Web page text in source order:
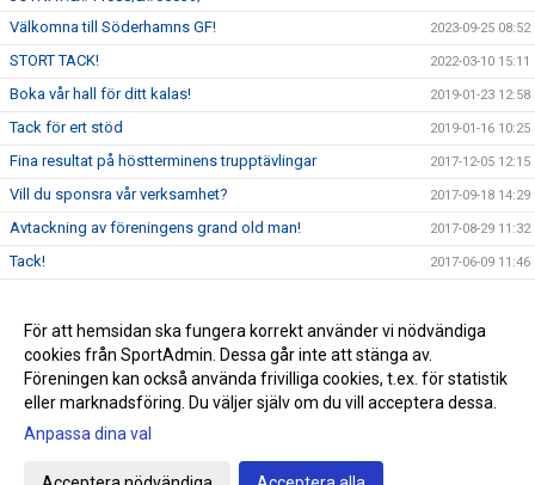
Välkomna till Söderhamns GF! 2023-09-25 08:52
STORT TACK! 2022-03-10 15:11
Boka vår hall för ditt kalas! 2019-01-23 12:58
Tack för ert stöd 2019-01-16 10:25
Fina resultat på höstterminens trupptävlingar 2017-12-05 12:15
Vill du sponsra vår verksamhet? 2017-09-18 14:29
Avtackning av föreningens grand old man! 2017-08-29 11:32
Tack! 2017-06-09 11:46
Sponsorhuset 2017-03-09 14:23
Ny hall för truppen 2016-05-02 20:14
Gå till Webbversion
För att hemsidan ska fungera korrekt använder vi nödvändiga
cookies från SportAdmin. Dessa går inte att stänga av.
Föreningen kan också använda frivilliga cookies, t.ex. för statistik
eller marknadsföring. Du väljer själv om du vill acceptera dessa.
Anpassa dina val